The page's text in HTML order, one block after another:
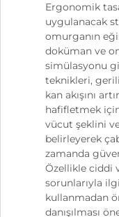
Ergonomik
uygulanacak
omurganın
doküman ve
simülasyonu
teknikleri,
kan akışını
hafifletmek için
vücut şeklini
belirleyerek
zamanda
Özellikle ciddi
sorunlarıyla
kullanmadan
danışılması